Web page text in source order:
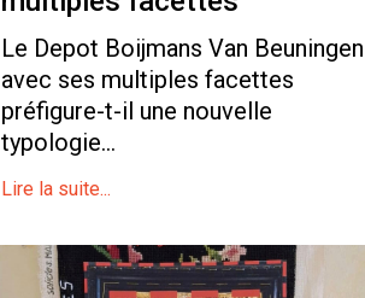
Le Depot Boijmans Van Beuningen
avec ses multiples facettes
préfigure-t-il une nouvelle
typologie...
Lire la suite...